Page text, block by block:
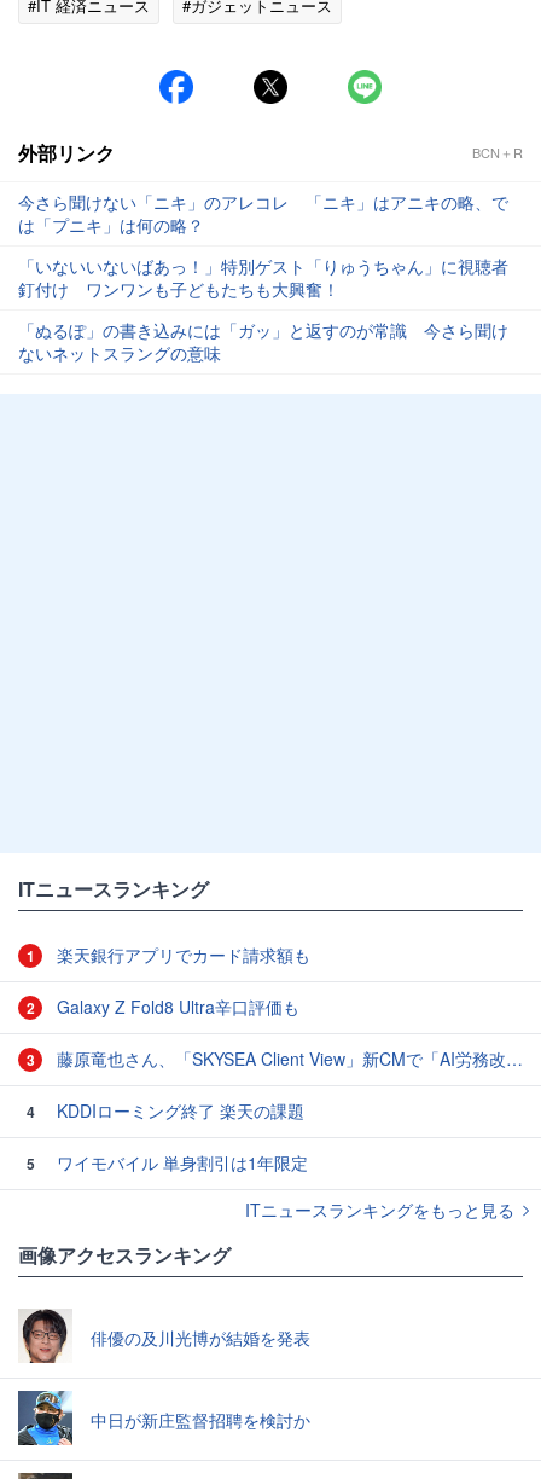
#IT 経済ニュース #ガジェットニュース
外部リンク BCN＋R
今さら聞けない「ニキ」のアレコレ 「ニキ」はアニキの略、で
は「プニキ」は何の略？
「いないいないばあっ！」特別ゲスト「りゅうちゃん」に視聴者
釘付け ワンワンも子どもたちも大興奮！
「ぬるぽ」の書き込みには「ガッ」と返すのが常識 今さら聞け
ないネットスラングの意味
ITニュースランキング
1 楽天銀行アプリでカード請求額も
2 Galaxy Z Fold8 Ultra辛口評価も
3 藤原竜也さん、「SKYSEA Client View」新CMで「AI労務改善」をアピール 働き方をAIが分析したら「すぐに休んで」と言われる？
4 KDDIローミング終了 楽天の課題
5
ワイモバイル 単身割引は1年限定
ITニュースランキングをもっと見る
画像アクセスランキング
俳優の及川光博が結婚を発表
中日が新庄監督招聘を検討か